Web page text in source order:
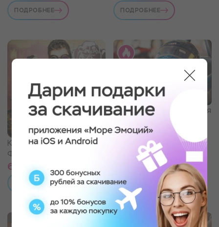
ПОДРОБНЕЕ ПОДРОБНЕЕ
Квест "Вселенная
Фоллаут"
6 490 ₽
ПОДРОБНЕЕ
Катание на картинге для
1 390 ₽
ПОДРОБНЕЕ